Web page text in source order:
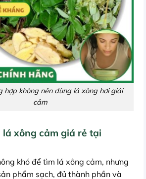
hợp không nên dùng lá xông hơi giải
cảm
xông cảm giá rẻ tại
khó để tìm lá xông cảm, nhưng
phẩm sạch, đủ thành phần và